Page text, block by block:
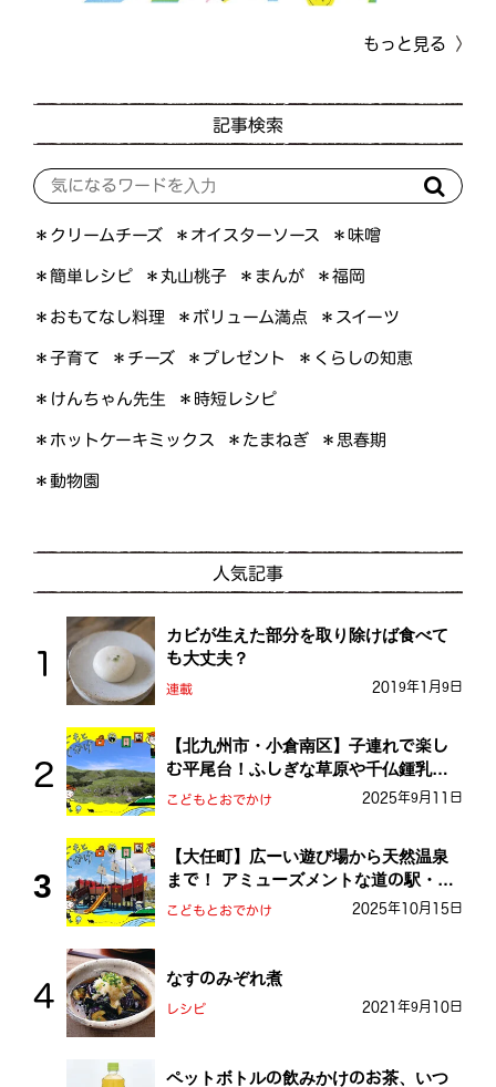
もっと見る
記事検索
＊クリームチーズ ＊オイスターソース ＊味噌
＊簡単レシピ ＊丸山桃子 ＊まんが ＊福岡
＊おもてなし料理 ＊ボリューム満点 ＊スイーツ
＊子育て ＊チーズ ＊プレゼント ＊くらしの知恵
＊けんちゃん先生 ＊時短レシピ
＊ホットケーキミックス ＊たまねぎ ＊思春期
＊動物園
人気記事
カビが生えた部分を取り除けば食べて
も大丈夫？
連載 2019年1月9日
【北九州市・小倉南区】子連れで楽し
む平尾台！ふしぎな草原や千仏鍾乳洞
を探検しよう！
こどもとおでかけ 2025年9月11日
【大任町】広ーい遊び場から天然温泉
まで！ アミューズメントな道の駅・お
おとう桜街道
こどもとおでかけ 2025年10月15日
なすのみぞれ煮
レシピ 2021年9月10日
ペットボトルの飲みかけのお茶、いつ